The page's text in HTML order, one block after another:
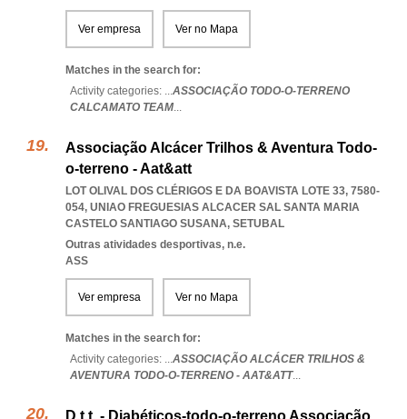
Ver empresa Ver no Mapa
Matches in the search for:
Activity categories: ...ASSOCIAÇÃO TODO-O-TERRENO
CALCAMATO TEAM...
Associação Alcácer Trilhos & Aventura Todo-
o-terreno - Aat&att
LOT OLIVAL DOS CLÉRIGOS E DA BOAVISTA LOTE 33, 7580-
054, UNIAO FREGUESIAS ALCACER SAL SANTA MARIA
CASTELO SANTIAGO SUSANA, SETUBAL
Outras atividades desportivas, n.e.
ASS
Ver empresa Ver no Mapa
Matches in the search for:
Activity categories: ...ASSOCIAÇÃO ALCÁCER TRILHOS &
AVENTURA TODO-O-TERRENO - AAT&ATT...
D.t.t. - Diabéticos-todo-o-terreno Associação